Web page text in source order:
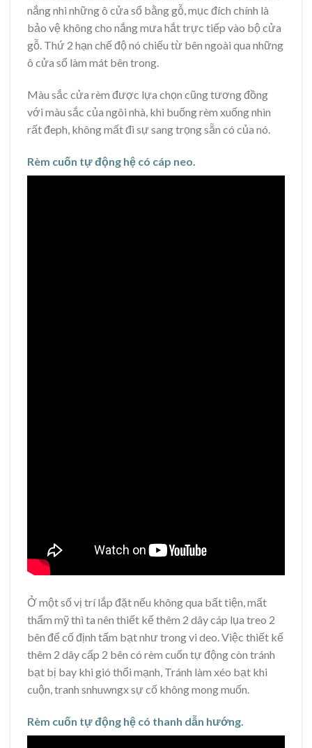
nắng nhi những ô cửa sổ bằng gỗ, mục đích chính là
bảo vệ không cho nắng mưa hắt trực tiếp vào bộ cửa
gỗ. Thứ 2 hạn chế độ nó chiếu từ bên ngoài qua những
ô cửa sổ làm mát bên trong.
Màu sắc cửa rèm được lựa chọn cũng tương đồng
với màu sắc của ngôi nhà, khi buống rèm xuống nhìn
rất đeph, không mất đi sự sang trọng sẵn có của nó.
Rèm cuốn tự động hệ có cáp neo.
Ở một số vị trí lắp đặt nếu không qua bất tiện, mất
thẩm mỹ thì ta nên thiết kế thêm 2 dây cáp lụa treo 2
bên để cố định tấm bạt như trong vi deo. Việc thiết kế
thêm 2 dây cấp 2 bên có rèm cuốn tự động còn tránh
bạt bị bay khi gió thổi mạnh, Tránh làm xéo bạt khi
cuộn, tranh snhuwngx sự cố không mong muốn.
Rèm cuốn tự động hệ có thanh dẫn hướng.